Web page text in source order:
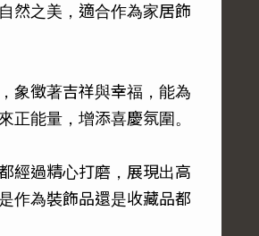
然之美，適合作為家居飾
象徵著吉祥與幸福，能為
正能量，增添喜慶氛圍。
經過精心打磨，展現出高
作為裝飾品還是收藏品都